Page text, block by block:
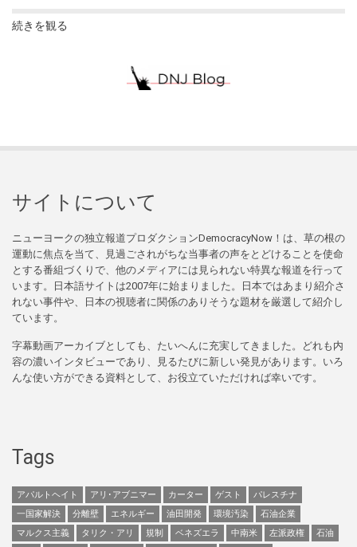
続きを観る
サイトについて
ニューヨークの独立報道プロダクションDemocracyNow！は、草の根の
運動に焦点を当て、見過ごされがちな当事者の声をとどけることを使命
とする番組づくりで、他のメディアには見られない特異な報道を行って
います。日本語サイトは2007年に始まりました。日本ではあまり紹介さ
れない事件や、日本の視聴者に関係のありそうな題材を厳選して紹介し
ています。
字幕動画アーカイブとしても、たいへんに充実してきました。どれも内
容の濃いインタビューであり、見るたびに新しい発見があります。いろ
んな使い方ができる資料として、お役立ていただければ幸いです。
Tags
アパルトヘイト アリ･アブニマー カーター ゲスト
パレスチナ
一国家解決
分離壁 エネルギー 油田開発 環境汚染
石油企業
マルクス主義
タリク・アリ 規制 ベネズエラ 中南米 左派政権 石油